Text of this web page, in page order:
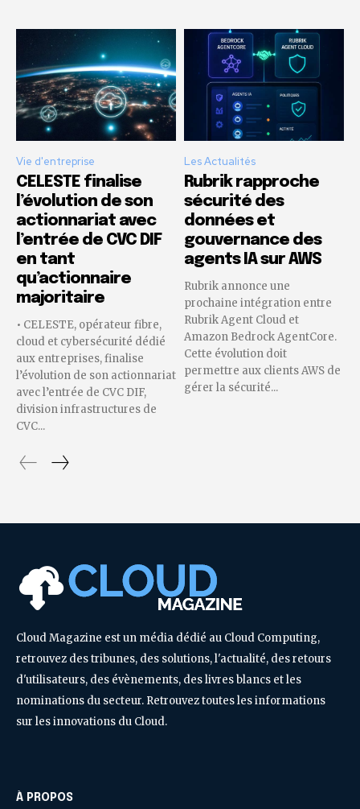
Vie d'entreprise
CELESTE finalise
l’évolution de son
actionnariat avec
l’entrée de CVC DIF
en tant
qu’actionnaire
majoritaire
• CELESTE, opérateur fibre,
cloud et cybersécurité dédié
aux entreprises, finalise
l’évolution de son actionnariat
avec l’entrée de CVC DIF,
division infrastructures de
CVC...
Les Actualités
Rubrik rapproche
sécurité des
données et
gouvernance des
agents IA sur AWS
Rubrik annonce une
prochaine intégration entre
Rubrik Agent Cloud et
Amazon Bedrock AgentCore.
Cette évolution doit
permettre aux clients AWS de
gérer la sécurité...
Cloud Magazine est un média dédié au Cloud Computing,
retrouvez des tribunes, des solutions, l'actualité, des retours
d'utilisateurs, des évènements, des livres blancs et les
nominations du secteur. Retrouvez toutes les informations
sur les innovations du Cloud.
À PROPOS